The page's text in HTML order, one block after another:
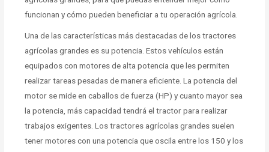
funcionan y cómo pueden beneficiar a tu operación agrícola.
Una de las características más destacadas de los tractores
agrícolas grandes es su potencia. Estos vehículos están
equipados con motores de alta potencia que les permiten
realizar tareas pesadas de manera eficiente. La potencia del
motor se mide en caballos de fuerza (HP) y cuanto mayor sea
la potencia, más capacidad tendrá el tractor para realizar
trabajos exigentes. Los tractores agrícolas grandes suelen
tener motores con una potencia que oscila entre los 150 y los